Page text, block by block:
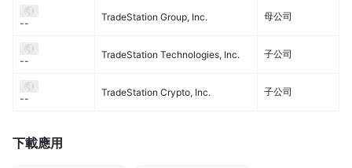
--
TradeStation Group, Inc. 母公司
--
TradeStation Technologies, Inc. 子公司
--
TradeStation Crypto, Inc. 子公司
下載應用